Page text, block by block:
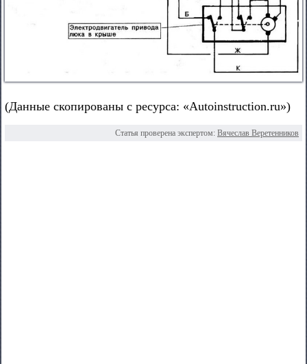
(Данные скопированы с ресурса: «Autoinstruction.ru»)
Статья проверена экспертом: Вячеслав Веретенников